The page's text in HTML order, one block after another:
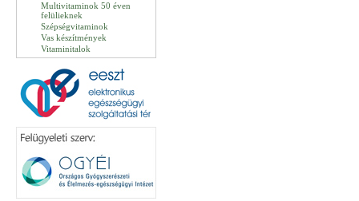
Multivitaminok 50 éven
felülieknek
Szépségvitaminok
Vas készítmények
Vitaminitalok